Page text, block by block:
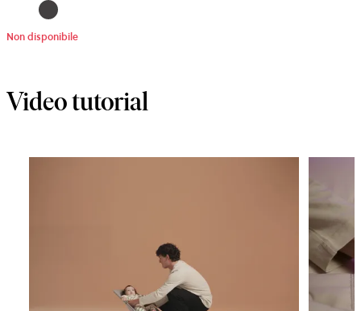
Non disponibile
Video tutorial